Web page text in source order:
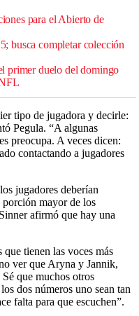
para el Abierto de
busca completar colección
primer duelo del domingo
tipo de jugadora y decirle:
Pegula. “A algunas
preocupa. A veces dicen:
contactando a jugadores
jugadores deberían
porción mayor de los
afirmó que hay una
tienen las voces más
ver que Aryna y Jannik,
que muchos otros
dos números uno sean tan
falta para que escuchen”.